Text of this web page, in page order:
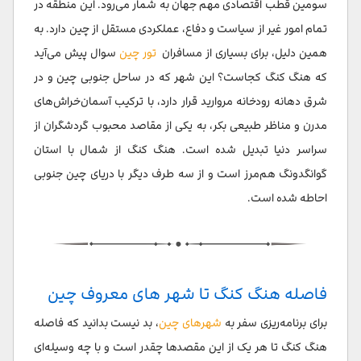
سومین قطب اقتصادی مهم جهان به شمار می‌رود. این منطقه در
تمام امور غیر از سیاست و دفاع، عملکردی مستقل از چین دارد. به
همین دلیل، برای بسیاری از مسافران تور چین سوال پیش می‌آید
که هنگ کنگ کجاست؟ این شهر که در ساحل جنوبی چین و در
شرق دهانه رودخانه مروارید قرار دارد، با ترکیب آسمان‌خراش‌های
مدرن و مناظر طبیعی بکر، به یکی از مقاصد محبوب گردشگران از
سراسر دنیا تبدیل شده است. هنگ کنگ از شمال با استان
گوانگدونگ هم‌مرز است و از سه طرف دیگر با دریای چین جنوبی
احاطه شده است.
فاصله هنگ کنگ تا شهر های معروف چین
برای برنامه‌ریزی سفر به شهرهای چین، بد نیست بدانید که فاصله
هنگ کنگ تا هر یک از این مقصدها چقدر است و با چه وسیله‌ای